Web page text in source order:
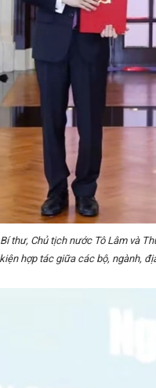
thư, Chủ tịch nước Tô Lâm và
hợp tác giữa các bộ, ngành,